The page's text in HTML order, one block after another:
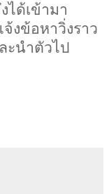
ได้เข้ามา
งข้อหาวิ่งราว
ะนำตัวไป